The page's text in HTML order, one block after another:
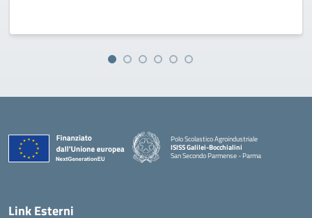
Polo Scolastico Agroindustriale
ISISS Galilei-Bocchialini
San Secondo Parmense - Parma
Link Esterni